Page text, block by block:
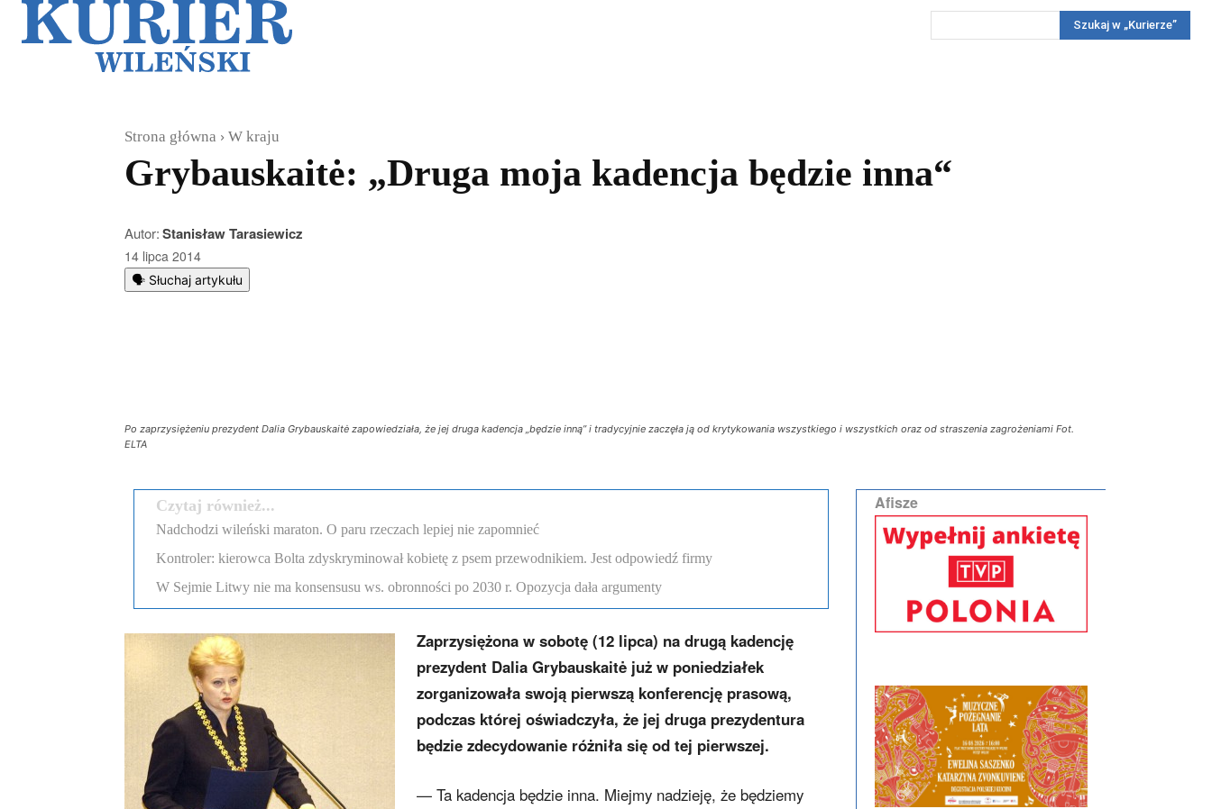
Reportaż KonkursyWięcej
Szukaj w „Kurierze”
Strona główna W kraju
Grybauskaitė: „Druga moja kadencja będzie inna“
Autor:Stanisław Tarasiewicz
14 lipca 2014
🗣️ Słuchaj artykułu
Po zaprzysiężeniu prezydent Dalia Grybauskaitė zapowiedziała, że jej druga kadencja „będzie inną” i tradycyjnie zaczęła ją od krytykowania wszystkiego i wszystkich oraz od straszenia zagrożeniami Fot.
ELTA
Czytaj również...
Nadchodzi wileński maraton. O paru rzeczach lepiej nie zapomnieć
Kontroler: kierowca Bolta zdyskryminował kobietę z psem przewodnikiem. Jest odpowiedź firmy
W Sejmie Litwy nie ma konsensusu ws. obronności po 2030 r. Opozycja dała argumenty
Zaprzysiężona w sobotę (12 lipca) na drugą kadencję
prezydent Dalia Grybauskaitė już w poniedziałek
zorganizowała swoją pierwszą konferencję prasową,
podczas której oświadczyła, że jej druga prezydentura
będzie zdecydowanie różniła się od tej pierwszej.
— Ta kadencja będzie inna. Miejmy nadzieję, że będziemy
Afisze